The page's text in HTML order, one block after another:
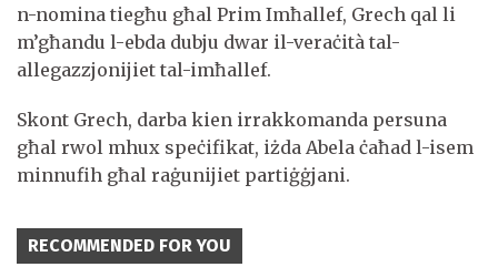
n-nomina tiegħu għal Prim Imħallef, Grech qal li
m’għandu l-ebda dubju dwar il-veraċità tal-
allegazzjonijiet tal-imħallef.
Skont Grech, darba kien irrakkomanda persuna
għal rwol mhux speċifikat, iżda Abela ċaħad l-isem
minnufih għal raġunijiet partiġġjani.
RECOMMENDED FOR YOU